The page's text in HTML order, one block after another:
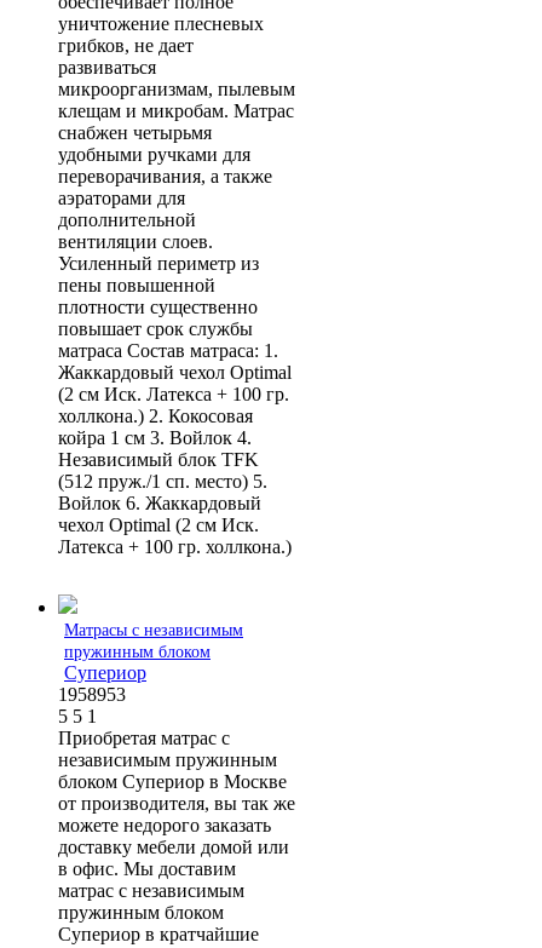
уничтожение плесневых
грибков, не дает
развиваться
микроорганизмам, пылевым
клещам и микробам. Матрас
снабжен четырьмя
удобными ручками для
переворачивания, а также
аэраторами для
дополнительной
вентиляции слоев.
Усиленный периметр из
пены повышенной
плотности существенно
повышает срок службы
матраса Состав матраса: 1.
Жаккардовый чехол Optimal
(2 см Иск. Латекса + 100 гр.
холлкона.) 2. Кокосовая
койра 1 см 3. Войлок 4.
Независимый блок TFK
(512 пруж./1 сп. место) 5.
Войлок 6. Жаккардовый
чехол Optimal (2 см Иск.
Латекса + 100 гр. холлкона.)
Матрасы с независимым
пружинным блоком
Супериор
1958953
5 5 1
Приобретая матрас с
независимым пружинным
блоком Супериор в Москве
от производителя, вы так же
можете недорого заказать
доставку мебели домой или
в офис. Мы доставим
матрас с независимым
пружинным блоком
Супериор в кратчайшие